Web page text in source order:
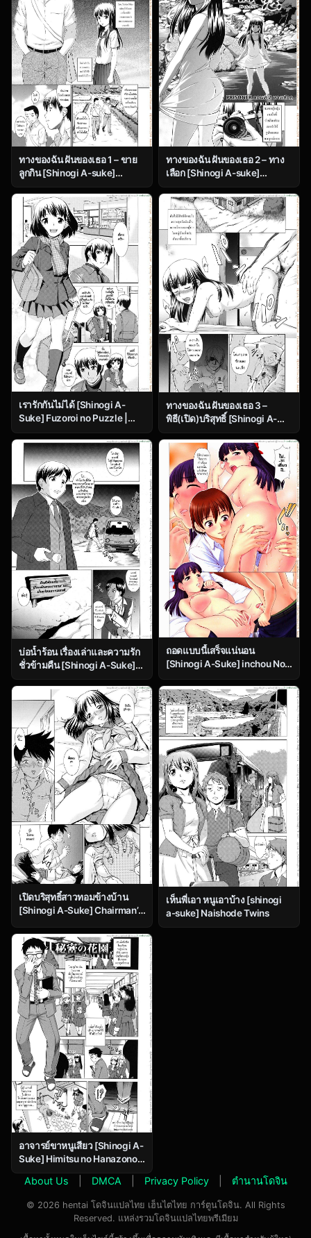
ทางของฉัน ฝันของเธอ 1 – ขาย
ลูกกิน [Shinogi A-suke]
Prisoner Series Ch.1
ทางของฉัน ฝันของเธอ 2 – ทาง
เลือก [Shinogi A-suke]
Prisoner Series Ch.2
เรารักกันไม่ได้ [Shinogi A-
Suke] Fuzoroi no Puzzle |
Unfitting Puzzle (COMIC
MUJIN 2010-11)
ทางของฉัน ฝันของเธอ 3 –
พิธี(เปิด)บริสุทธิ์ [Shinogi A-
suke] Prisoner Series Ch.3
บ่อน้ำร้อน เรื่องเล่าและความรัก
ชั่วข้ามคืน [Shinogi A-Suke]
Yuugen Onsen Kidan
ถอดแบบนี้เสร็จแน่นอน
[Shinogi A-Suke] inchou No
Introduction
เปิดบริสุทธิ์สาวทอมข้างบ้าน
[Shinogi A-Suke] Chairman’s
Lovers
เห็นพี่เอา หนูเอาบ้าง [shinogi
a-suke] Naishode Twins
อาจารย์ขาหนูเสียว [Shinogi A-
Suke] Himitsu no Hanazono
The Secret Garden
About Us DMCA Privacy Policy ตำนานโดจิน
© 2026 hentai โดจินแปลไทย เฮ็นไตไทย การ์ตูนโดจิน. All Rights
Reserved. แหล่งรวมโดจินแปลไทยพรีเมียม